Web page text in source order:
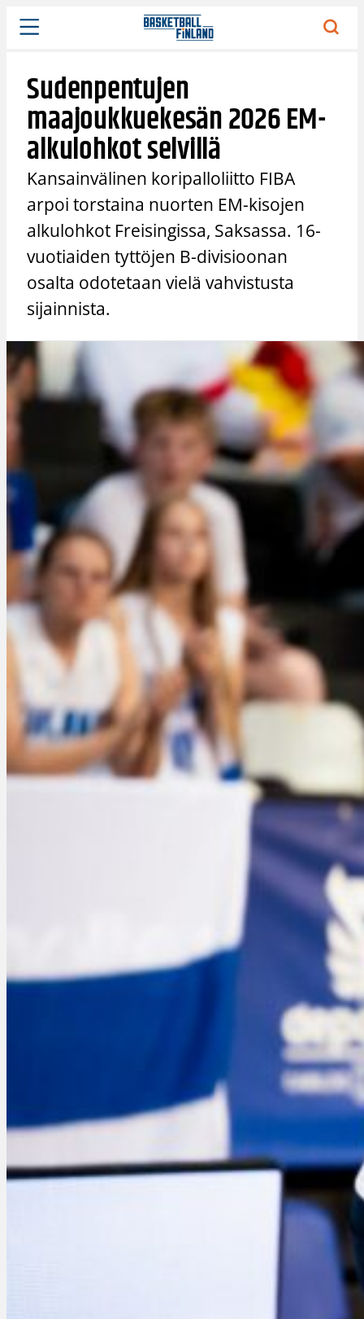
Siirry
sisältöön
Sudenpentujen
maajoukkuekesän 2026 EM-
alkulohkot selvillä
Kansainvälinen koripalloliitto FIBA
arpoi torstaina nuorten EM-kisojen
alkulohkot Freisingissa, Saksassa. 16-
vuotiaiden tyttöjen B-divisioonan
osalta odotetaan vielä vahvistusta
sijainnista.